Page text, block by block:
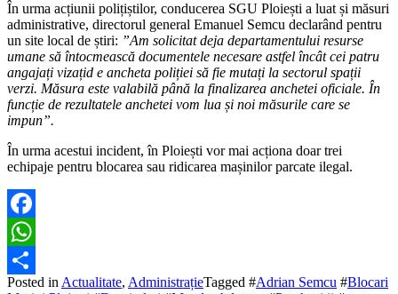
În urma acțiunii polițiștilor, conducerea SGU Ploiești a luat și măsuri
administrative, directorul general Emanuel Semcu declarând pentru
un site local de știri: ”Am solicitat deja departamentului resurse
umane să întocmească documentele necesare astfel încât cei patru
angajați vizațid e ancheta poliției să fie mutați la sectorul spații
verzi. Măsura este valabilă până la finalizarea anchetei oficiale. În
funcție de rezultatele anchetei vom lua și noi măsurile care se
impun”.
În urma acestui incident, în Ploiești vor mai acționa doar trei
echipaje pentru blocarea sau ridicarea mașinilor parcate ilegal.
Facebook
WhatsApp
Partajează
Posted in Actualitate, AdministrațieTagged #Adrian Semcu #Blocari